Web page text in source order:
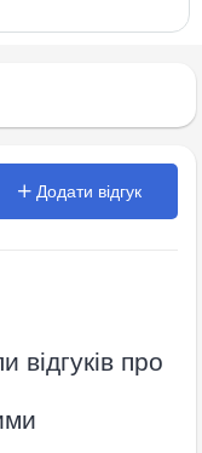
Додати відгук
відгуків про